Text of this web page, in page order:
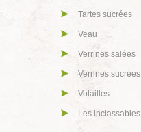
Tartes sucrées
Veau
Verrines salées
Verrines sucrées
Volailles
Les inclassables